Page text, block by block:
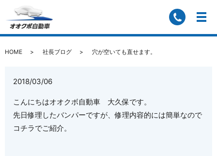
穴が空いても直せます。
HOME 社長ブログ 穴が空いても直せます。
2018/03/06
こんにちはオオクボ自動車 大久保です。
先日修理したバンパーですが、修理内容的には簡単なので
コチラでご紹介。